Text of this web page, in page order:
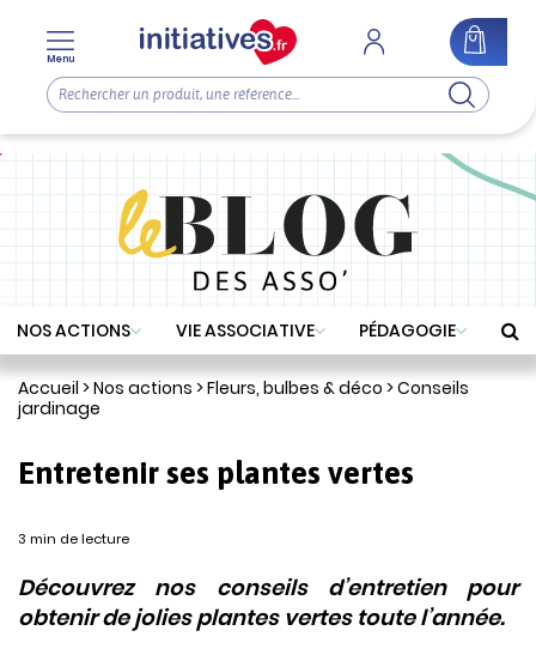
NOS ACTIONS VIE ASSOCIATIVE PÉDAGOGIE
Accueil >Nos actions >Fleurs, bulbes & déco >Conseils
jardinage
Entretenir ses plantes vertes
3 min de lecture
Découvrez nos conseils d’entretien pour
obtenir de jolies plantes vertes toute l’année.
Menu